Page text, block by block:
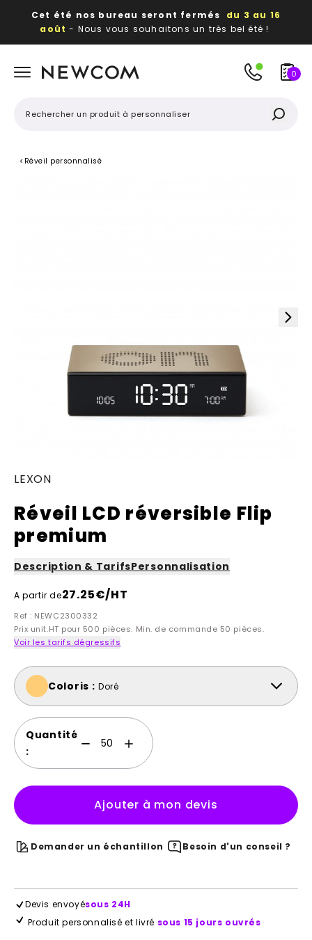
Cet été nos bureau seront fermés du 3 au 16
août - Nous vous souhaitons un très bel été !
publicitaires
0
< Réveil personnalisé
LEXON
Réveil LCD réversible Flip
premium
Description & TarifsPersonnalisation
A partir de27.25€/HT
Ref : NEWC2300332
Prix unit.HT pour 500 pièces. Min. de commande 50 pièces.
Voir les tarifs dégressifs
Coloris : Doré
Quantité
:
Ajouter à mon devis
Demander un échantillon Besoin d'un conseil ?
Devis envoyésous 24H
Produit personnalisé et livré sous 15 jours ouvrés